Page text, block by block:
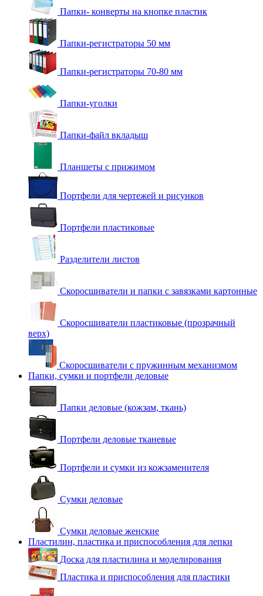
Папки- конверты на кнопке пластик
Папки-регистраторы 50 мм
Папки-регистраторы 70-80 мм
Папки-уголки
Папки-файл вкладыш
Планшеты с прижимом
Портфели для чертежей и рисунков
Портфели пластиковые
Разделители листов
Скоросшиватели и папки с завязками картонные
Скоросшиватели пластиковые (прозрачный
верх)
Скоросшиватели с пружинным механизмом
Папки, сумки и портфели деловые
Папки деловые (кожзам, ткань)
Портфели деловые тканевые
Портфели и сумки из кожзаменителя
Сумки деловые
Сумки деловые женские
Пластилин, пластика и приспособления для лепки
Доска для пластилина и моделирования
Пластика и приспособления для пластики